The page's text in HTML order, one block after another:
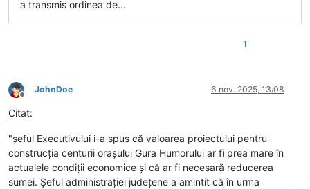
a transmis ordinea de...
1
Deconectat
JohnDoe 6 nov. 2025, 13:08
Citat:
"șeful Executivului i-a spus că valoarea proiectului pentru
construcția centurii orașului Gura Humorului ar fi prea mare în
actualele condiții economice și că ar fi necesară reducerea
sumei. Șeful administrației județene a amintit că în urma